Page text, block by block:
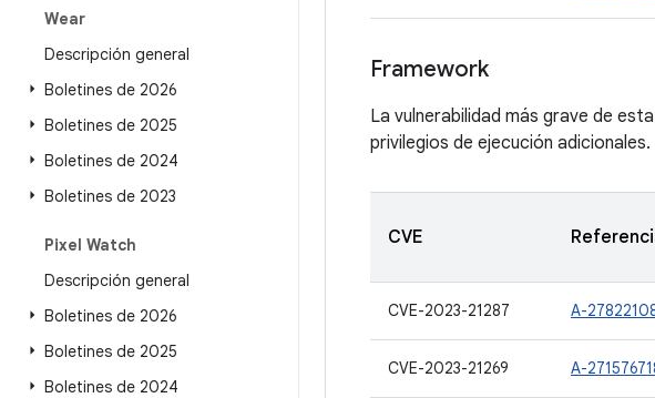
Wear
Descripción general
Boletines de 2026
Boletines de 2025
Boletines de 2024
Boletines de 2023
Pixel Watch
Descripción general
Boletines de 2026
Boletines de 2025
Boletines de 2024
Framework
La vulnerabilidad más grave de
privilegios de ejecución
CVE
CVE-2023-21287 A-
CVE-2023-21269 A-